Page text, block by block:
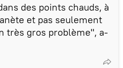
des points chauds, à
et pas seulement
très gros problème", a-